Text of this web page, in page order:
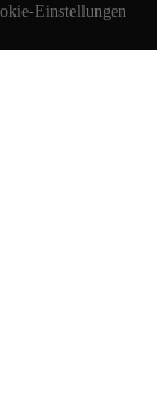
Einstellungen